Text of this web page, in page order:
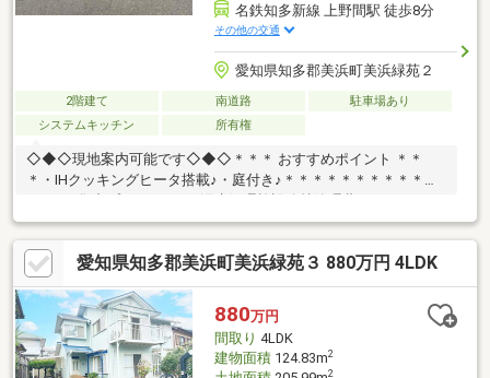
名鉄知多新線 上野間駅 徒歩8分
その他の交通
愛知県知多郡美浜町美浜緑苑２
2階建て 南道路
駐車場あり
システムキッチン
所有権
◇◆◇現地案内可能です◇◆◇＊＊＊ おすすめポイント ＊＊
＊・IHクッキングヒータ搭載♪・庭付き♪＊＊＊＊＊＊＊＊＊＊＊
＊＊＊※集中プロパンガス※汚水処理施設維持管理費：3 630円/月
(税込) 令和8年10月1日より汚水処理施設維持管理費が4 180円/
月(税込)に値上げ予定。ーーライフ・インフォメーションーー・
上野間小学校（徒歩約19分）・野間学校（徒歩約51分）ーーーー
ーーーーーーーーーーーーー Ｍ＆Ｋホームでは、◆お客様第一目
線のスタッフが親身になってお家探しのサポートを致します！！
◆住宅ローンアドバイザーによる資金相談が可能です♪
愛知県知多郡美浜町美浜緑苑３ 880万円 4LDK
880万円
間取り 4LDK
建物面積124.83m2
2